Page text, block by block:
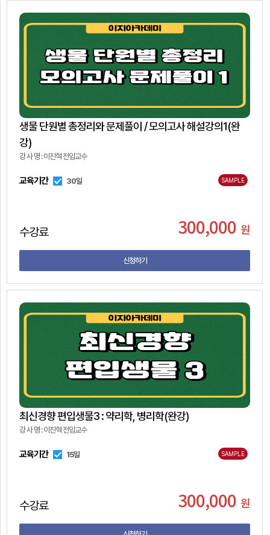
생물 단원별 총정리와 문제풀이 / 모의고사 해설강의1(완
강)
강 사 명 : 이진혁 전임교수
교육기간 30일 SAMPLE
수강료 300,000 원
신청하기
최신경향 편입생물3 : 약리학, 병리학(완강)
강 사 명 : 이진혁 전임교수
교육기간 15일 SAMPLE
수강료 300,000 원